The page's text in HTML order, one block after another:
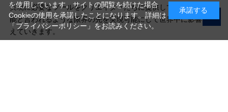
実現に必要なツールをクリエイターたちに提供しています。不可
能と言われるような限界の先を実現可能にして世界中に影響を与
えていきます。
を使用しています。サイトの閲覧を続けた場合
Cookieの使用を承諾したことになります。詳細は
「プライバシーポリシー」 をお読みください。
承諾する